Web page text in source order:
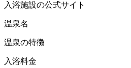
入浴施設の公式サイト
温泉名
温泉の特徴
入浴料金